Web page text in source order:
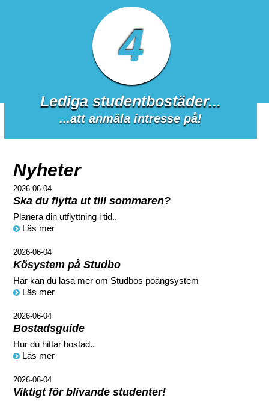
Lediga studentbostäder...
...att anmäla intresse på!
4
Nyheter
2026-06-04
Ska du flytta ut till sommaren?
Planera din utflyttning i tid..
Läs mer
2026-06-04
Kösystem på Studbo
Här kan du läsa mer om Studbos poängsystem
Läs mer
2026-06-04
Bostadsguide
Hur du hittar bostad..
Läs mer
2026-06-04
Viktigt för blivande studenter!